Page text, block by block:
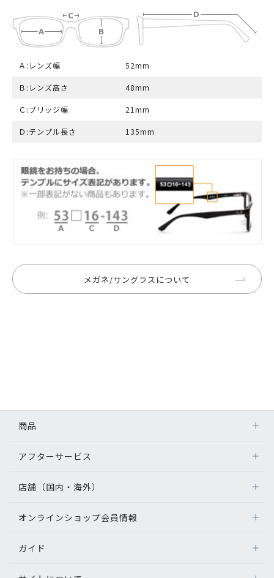
Ａ:レンズ幅 52mm
Ｂ:レンズ高さ 48mm
Ｃ:ブリッジ幅 21mm
Ｄ:テンプル長さ 135mm
メガネ/サングラスについて
商品
アフターサービス
店舗（国内・海外）
オンラインショップ会員情報
ガイド